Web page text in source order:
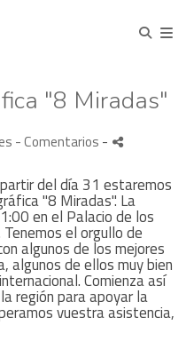
"8 Miradas"
- Comentarios -
del día 31 estaremos
"8 Miradas". La
en el Palacio de los
el orgullo de
algunos de los mejores
algunos de ellos muy bien
Comienza así
región para apoyar la
vuestra asistencia,